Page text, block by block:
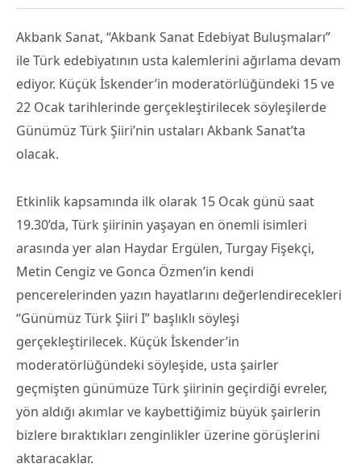
Akbank Sanat, “Akbank Sanat Edebiyat Buluşmaları”
ile Türk edebiyatının usta kalemlerini ağırlama devam
ediyor. Küçük İskender’in moderatörlüğündeki 15 ve
22 Ocak tarihlerinde gerçekleştirilecek söyleşilerde
Günümüz Türk Şiiri’nin ustaları Akbank Sanat’ta
olacak.
Etkinlik kapsamında ilk olarak 15 Ocak günü saat
19.30’da, Türk şiirinin yaşayan en önemli isimleri
arasında yer alan Haydar Ergülen, Turgay Fişekçi,
Metin Cengiz ve Gonca Özmen’in kendi
pencerelerinden yazın hayatlarını değerlendirecekleri
“Günümüz Türk Şiiri I” başlıklı söyleşi
gerçekleştirilecek. Küçük İskender’in
moderatörlüğündeki söyleşide, usta şairler
geçmişten günümüze Türk şiirinin geçirdiği evreler,
yön aldığı akımlar ve kaybettiğimiz büyük şairlerin
bizlere bıraktıkları zenginlikler üzerine görüşlerini
aktaracaklar.